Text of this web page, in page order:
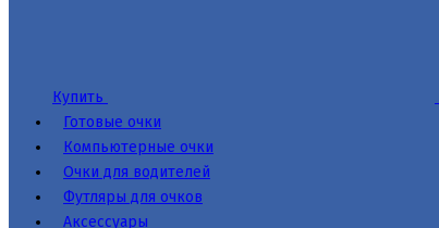
Купить
Готовые очки
Компьютерные очки
Очки для водителей
Футляры для очков
Аксессуары